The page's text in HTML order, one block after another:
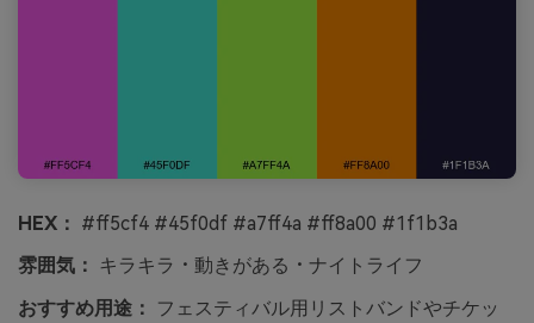
HEX： #ff5cf4 #45f0df #a7ff4a #ff8a00 #1f1b3a
雰囲気： キラキラ・動きがある・ナイトライフ
おすすめ用途：
フェスティバル用リストバンドやチケッ